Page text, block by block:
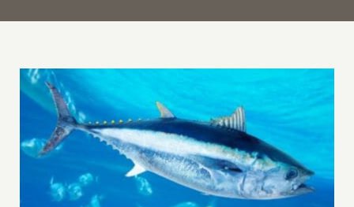
Balık Alerjisi: Belirtiler, Nedenler, Teşhis ve
Tedavi Yöntemleri